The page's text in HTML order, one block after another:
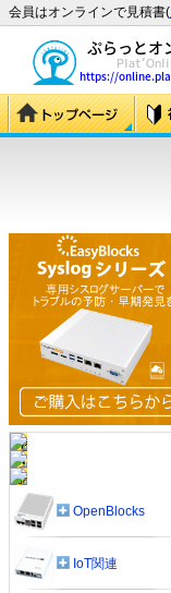
会員はオンラインで見積書(
OpenBlocks
IoT関連